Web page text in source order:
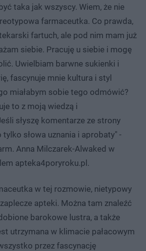
taka jak wszyscy. Wiem, że nie
farmaceutka. Co prawda,
fartuch, ale pod nim mam już
siebie. Pracuję u siebie i mogę
Uwielbiam barwne sukienki i
fascynuje mnie kultura i styl
miałabym sobie tego odmówić?
to z moją wiedzą i
słyszę komentarze ze strony
słowa uznania i aprobaty" -
Anna Milczarek-Alwaked w
apteka4poryroku.pl.
w tej rozmowie, nietypowy
apteki. Można tam znaleźć
barokowe lustra, a także
utrzymana w klimacie pałacowym
przez fascynację